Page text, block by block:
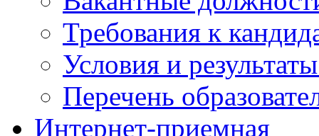
Требования к
Условия и
Перечень
Интернет-приемная